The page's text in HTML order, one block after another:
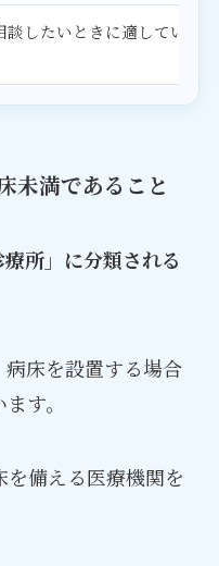
談したいときに適してい
未満であること
所」に分類される
床を設置する場合
す。
備える医療機関を